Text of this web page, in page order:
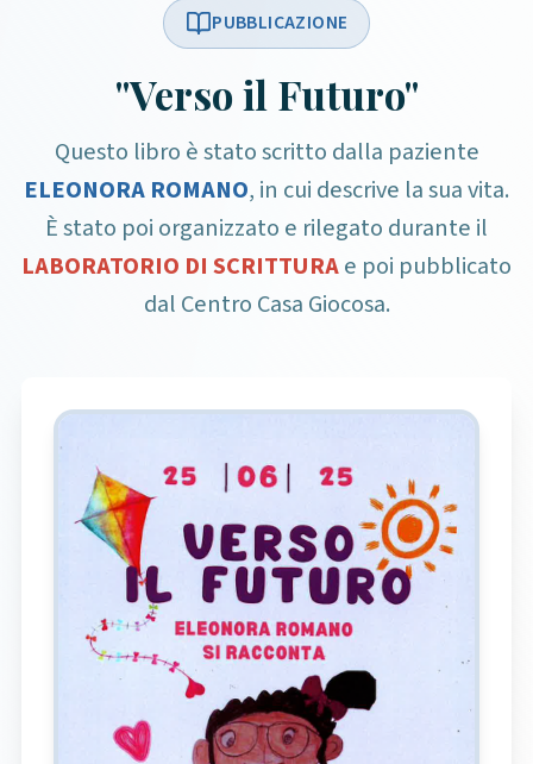
PUBBLICAZIONE
"Verso il Futuro"
Questo libro è stato scritto dalla paziente
ELEONORA ROMANO, in cui descrive la sua vita.
È stato poi organizzato e rilegato durante il
LABORATORIO DI SCRITTURAe poi pubblicato
dal Centro Casa Giocosa.